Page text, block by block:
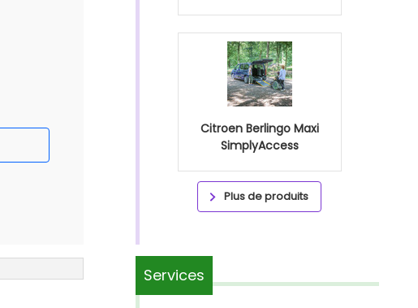
Citroen Berlingo Maxi
SimplyAccess
Plus de produits
Services